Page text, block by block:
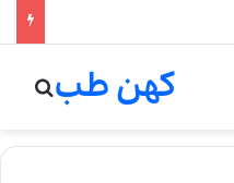
کهن طب